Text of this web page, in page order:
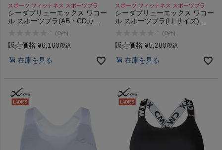
スポーツ フィットネス スポーツブラ
シーダブリューエックス ワコー
ル スポーツブラ(AB・CDカッ
- （0件 ）
販売価格 ¥6,160税込
在庫を見る
スポーツ フィットネス スポーツブラ
シーダブリューエックス ワコー
ル スポーツブラ(LLサイズ)
- （0件 ）
販売価格 ¥5,280税込
在庫を見る